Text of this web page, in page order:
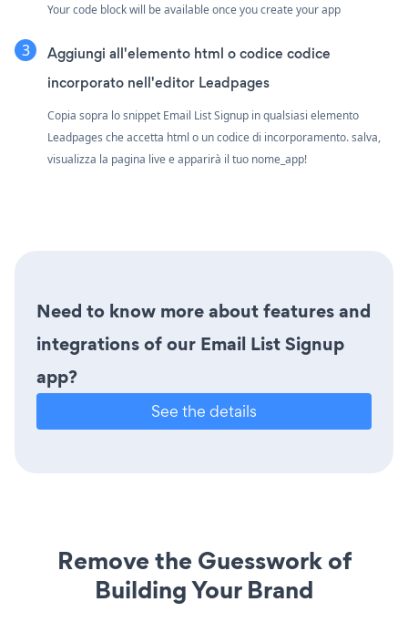
Your code block will be available once you create your app
Aggiungi all'elemento html o codice codice
incorporato nell'editor Leadpages
Copia sopra lo snippet Email List Signup in qualsiasi elemento
Leadpages che accetta html o un codice di incorporamento. salva,
visualizza la pagina live e apparirà il tuo nome_app!
Need to know more about features and
integrations of our Email List Signup
app?
See the details
Remove the Guesswork of
Building Your Brand